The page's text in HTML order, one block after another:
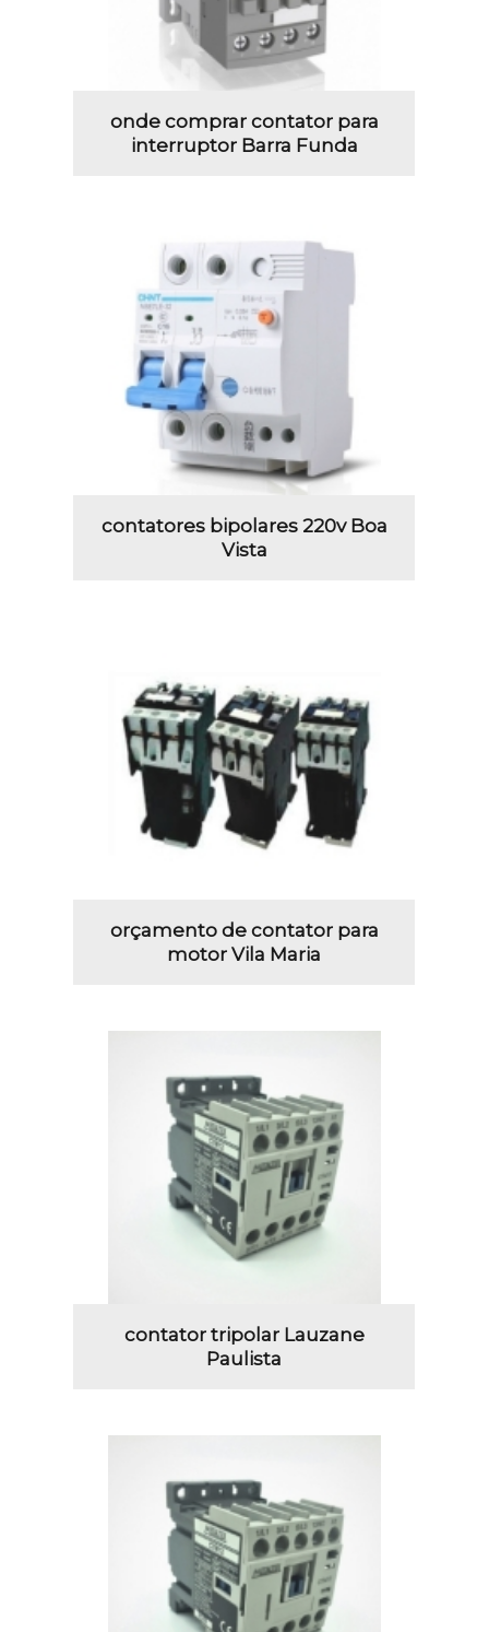
onde comprar contator para
interruptor Barra Funda
contatores bipolares 220v Boa
Vista
orçamento de contator para
motor Vila Maria
contator tripolar Lauzane
Paulista